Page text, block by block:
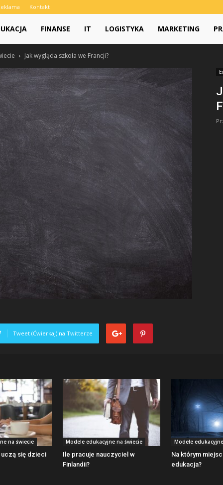
Kontakt
FINANSE IT LOGISTYKA MARKETING
Jak wygląda szkoła we Francji?
Tweet (Ćwierkaj) na Twitterze
na świecie
się dzieci
Modele edukacyjne na świecie
Ile pracuje nauczyciel w
Finlandii?
Modele
Na którym
edukacja?